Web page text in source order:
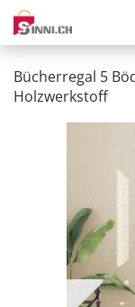
Bücherregal 5
Holzwerkstoff